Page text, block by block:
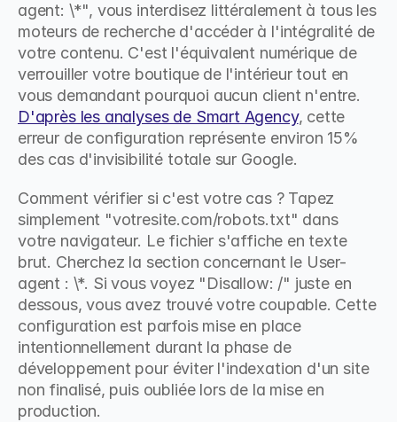
agent: \*", vous interdisez littéralement à tous les
moteurs de recherche d'accéder à l'intégralité de
votre contenu. C'est l'équivalent numérique de
verrouiller votre boutique de l'intérieur tout en
D'après les analyses de Smart Agency, cette
erreur de configuration représente environ 15%
des cas d'invisibilité totale sur Google.
Comment vérifier si c'est votre cas ? Tapez
simplement "votresite.com/robots.txt" dans
votre navigateur. Le fichier s'affiche en texte
brut. Cherchez la section concernant le User-
agent : \*. Si vous voyez "Disallow: /" juste en
dessous, vous avez trouvé votre coupable. Cette
configuration est parfois mise en place
intentionnellement durant la phase de
développement pour éviter l'indexation d'un site
non finalisé, puis oubliée lors de la mise en
production.